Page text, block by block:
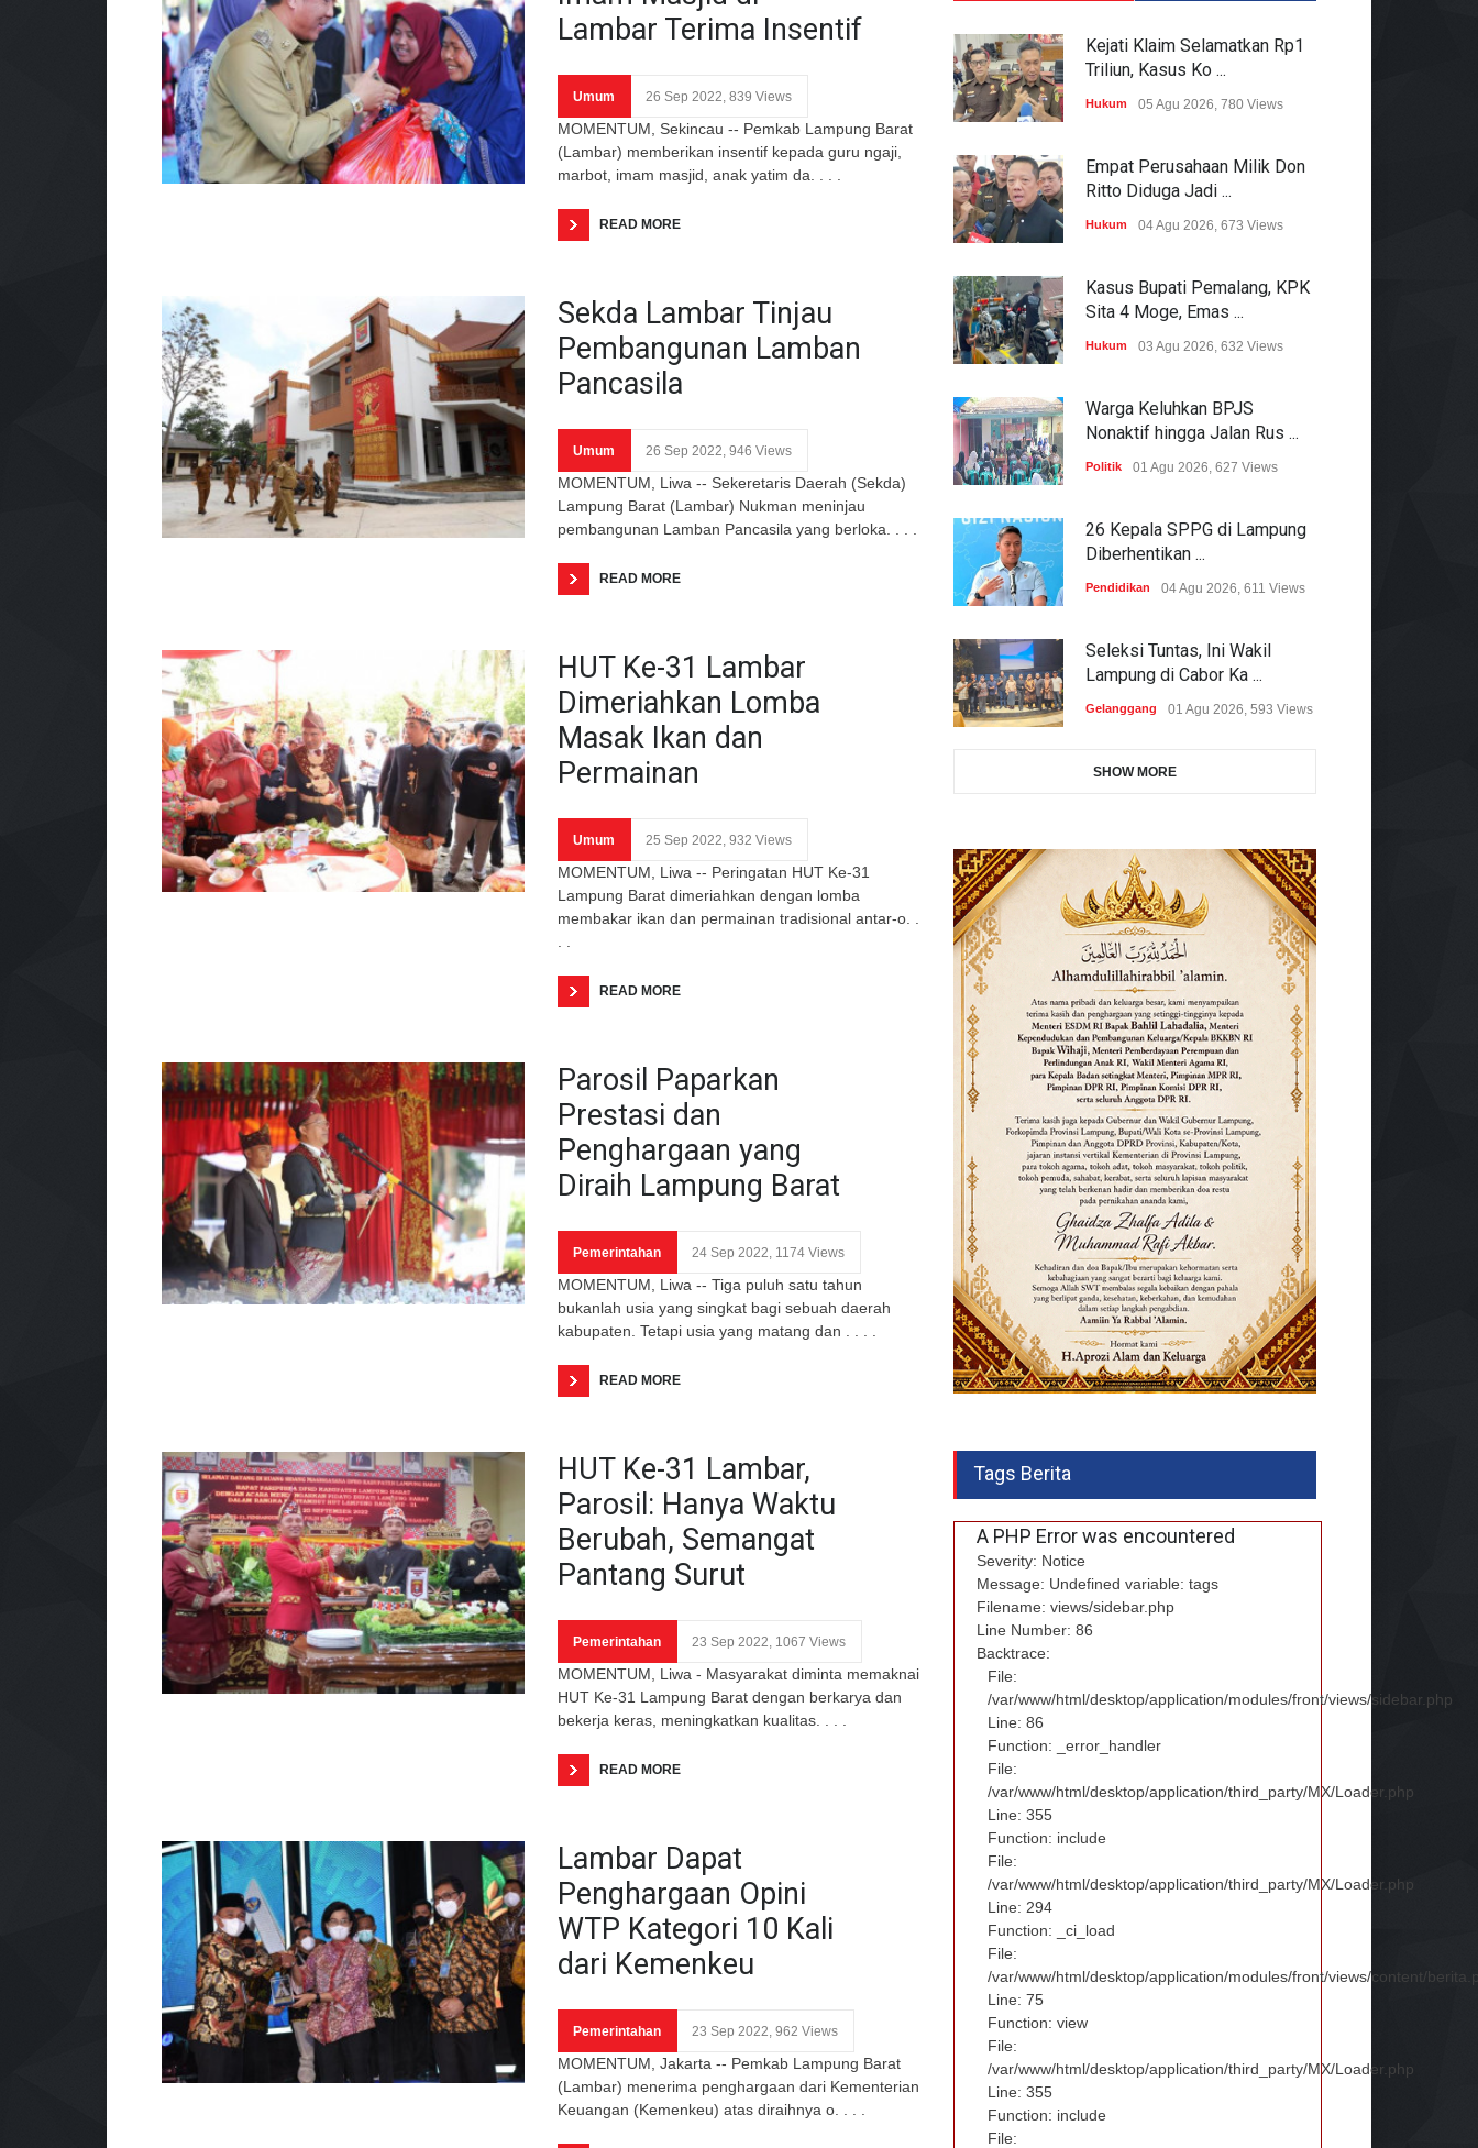
Lambar Terima Insentif
Umum 26 Sep 2022, 839 Views
MOMENTUM, Sekincau -- Pemkab Lampung Barat
(Lambar) memberikan insentif kepada guru ngaji,
marbot, imam masjid, anak yatim da. . . .
READ MORE
Sekda Lambar Tinjau
Pembangunan Lamban
Pancasila
Umum 26 Sep 2022, 946 Views
MOMENTUM, Liwa -- Sekeretaris Daerah (Sekda)
Lampung Barat (Lambar) Nukman meninjau
pembangunan Lamban Pancasila yang berloka. . . .
READ MORE
HUT Ke-31 Lambar
Dimeriahkan Lomba
Masak Ikan dan
Permainan
Umum 25 Sep 2022, 932 Views
MOMENTUM, Liwa -- Peringatan HUT Ke-31
Lampung Barat dimeriahkan dengan lomba
membakar ikan dan permainan tradisional antar-o. .
READ MORE
Parosil Paparkan
Prestasi dan
Penghargaan yang
Diraih Lampung Barat
Pemerintahan 24 Sep 2022, 1174 Views
MOMENTUM, Liwa -- Tiga puluh satu tahun
bukanlah usia yang singkat bagi sebuah daerah
kabupaten. Tetapi usia yang matang dan . . . .
READ MORE
HUT Ke-31 Lambar,
Parosil: Hanya Waktu
Berubah, Semangat
Pantang Surut
Pemerintahan 23 Sep 2022, 1067 Views
MOMENTUM, Liwa - Masyarakat diminta memaknai
HUT Ke-31 Lampung Barat dengan berkarya dan
bekerja keras, meningkatkan kualitas. . . .
READ MORE
Lambar Dapat
Penghargaan Opini
WTP Kategori 10 Kali
dari Kemenkeu
Pemerintahan 23 Sep 2022, 962 Views
MOMENTUM, Jakarta -- Pemkab Lampung Barat
(Lambar) menerima penghargaan dari Kementerian
Keuangan (Kemenkeu) atas diraihnya o. . . .
Kejati Klaim Selamatkan Rp1
Triliun, Kasus Ko ...
Hukum 05 Agu 2026, 780 Views
Empat Perusahaan Milik Don
Ritto Diduga Jadi ...
Hukum 04 Agu 2026, 673 Views
Kasus Bupati Pemalang, KPK
Sita 4 Moge, Emas ...
Hukum 03 Agu 2026, 632 Views
Warga Keluhkan BPJS
Nonaktif hingga Jalan Rus ...
Politik 01 Agu 2026, 627 Views
26 Kepala SPPG di Lampung
Diberhentikan ...
Pendidikan 04 Agu 2026, 611 Views
Seleksi Tuntas, Ini Wakil
Lampung di Cabor Ka ...
Gelanggang 01 Agu 2026, 593 Views
SHOW MORE
Tags Berita
A PHP Error was encountered
Severity: Notice
Message: Undefined variable: tags
Filename: views/sidebar.php
Line Number: 86
Backtrace:
File:
/var/www/html/desktop/application/modules/front/views/sidebar.php
Line: 86
Function: _error_handler
File:
/var/www/html/desktop/application/third_party/MX/Loader.php
Line: 355
Function: include
File:
/var/www/html/desktop/application/third_party/MX/Loader.php
Line: 294
Function: _ci_load
File:
/var/www/html/desktop/application/modules/front/views/content/
Line: 75
Function: view
File:
/var/www/html/desktop/application/third_party/MX/Loader.php
Line: 355
Function: include
File: